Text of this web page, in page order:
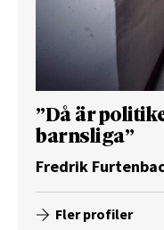
”Då är
barnsliga”
Fredrik
Fler profiler